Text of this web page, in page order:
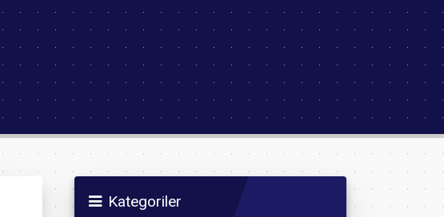
Kategoriler